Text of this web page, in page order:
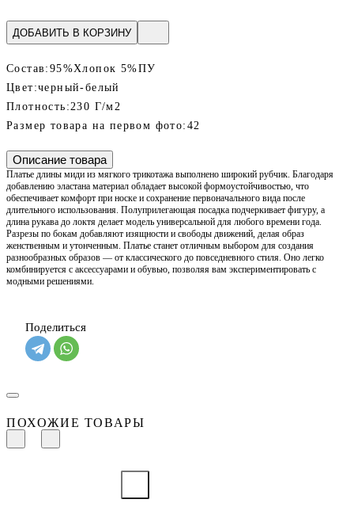
ДОБАВИТЬ В КОРЗИНУ
Состав: 95%Хлопок 5%ПУ
Цвет:черный-белый
Плотность:230 Г/м2
Размер товара на первом фото: 42
Описание товара
Платье длины миди из мягкого трикотажа выполнено широкий рубчик. Благодаря
добавлению эластана материал обладает высокой формоустойчивостью, что
обеспечивает комфорт при носке и сохранение первоначального вида после
длительного использования. Полуприлегающая посадка подчеркивает фигуру, а
длина рукава до локтя делает модель универсальной для любого времени года.
Разрезы по бокам добавляют изящности и свободы движений, делая образ
женственным и утонченным. Платье станет отличным выбором для создания
разнообразных образов — от классического до повседневного стиля. Оно легко
комбинируется с аксессуарами и обувью, позволяя вам экспериментировать с
модными решениями.
Поделиться
ПОХОЖИЕ ТОВАРЫ